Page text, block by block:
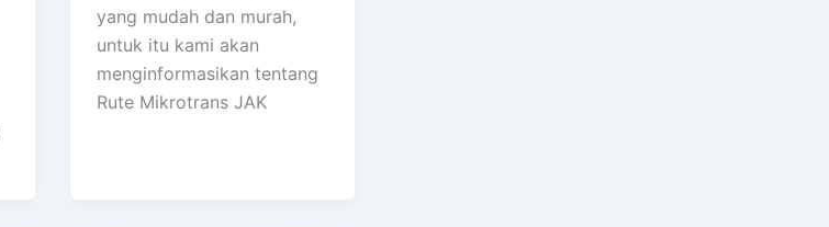
yang mudah dan murah,
untuk itu kami akan
menginformasikan tentang
Rute Mikrotrans JAK